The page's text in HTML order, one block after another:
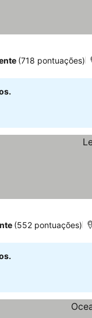
(718 pontuações)
(552 pontuações)